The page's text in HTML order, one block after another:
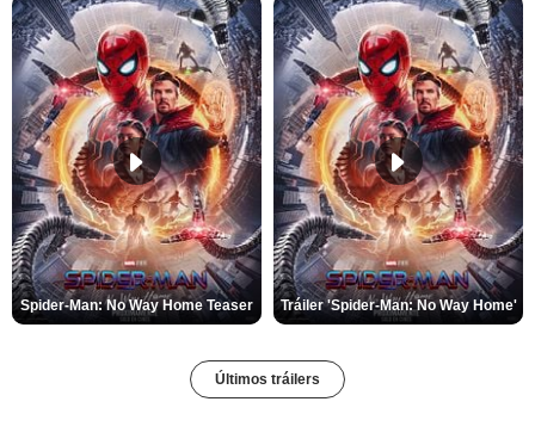
Spider-Man: No Way Home Teaser Tráiler 'Spider-Man: No Way Home'
Últimos tráilers